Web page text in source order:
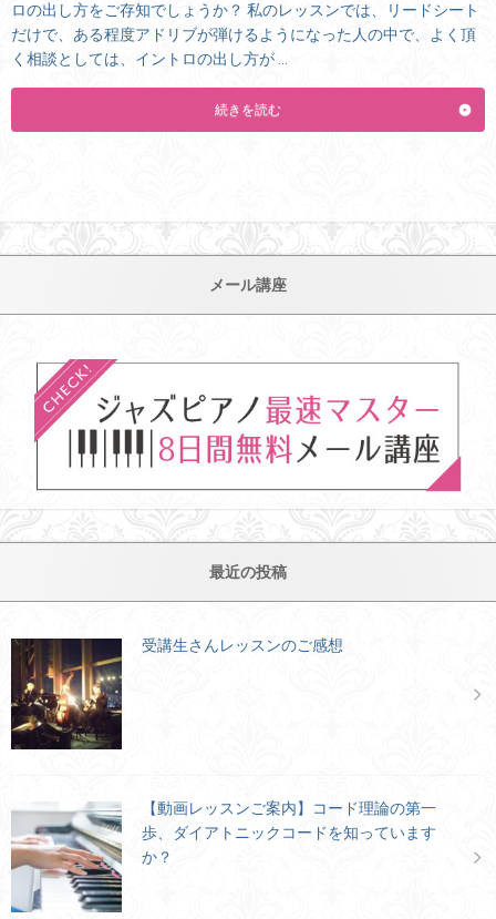
ロの出し方をご存知でしょうか？ 私のレッスンでは、リードシート
だけで、ある程度アドリブが弾けるようになった人の中で、よく頂
く相談としては、イントロの出し方が …
続きを読む
メール講座
最近の投稿
受講生さんレッスンのご感想
【動画レッスンご案内】コード理論の第一
歩、ダイアトニックコードを知っています
か？